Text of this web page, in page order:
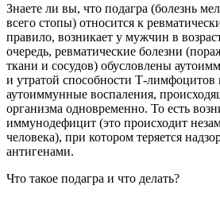
Знаете ли вы, что подагра (болезнь
всего стопы) относится к
правило, возникает у мужчин в
очередь, ревматические болезни
ткани и сосудов) обусловлены
и утратой способности Т-лимфоцитов
аутоиммунные воспаления,
организма одновременно. То есть
иммунодефицит (это происходит
человека), при котором теряется
антигенами.
Что такое подагра и что делать?